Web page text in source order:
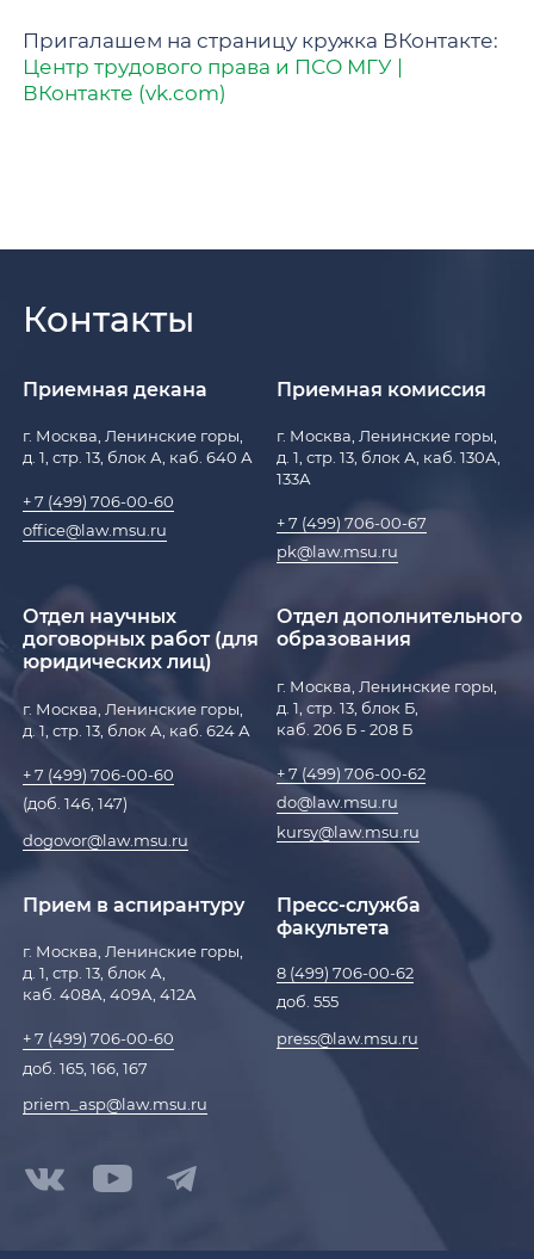
Пригалашем на страницу кружка ВКонтакте:
Центр трудового права и ПСО МГУ |
ВКонтакте (vk.com)
Контакты
Приемная декана
г. Москва, Ленинские горы,
д. 1, стр. 13, блок А, каб. 640 А
+ 7 (499) 706-00-60
office@law.msu.ru
Приемная комиссия
г. Москва, Ленинские горы,
д. 1, стр. 13, блок А, каб. 130А,
133А
+ 7 (499) 706-00-67
pk@law.msu.ru
Отдел научных
договорных работ (для
юридических лиц)
г. Москва, Ленинские горы,
д. 1, стр. 13, блок А, каб. 624 А
+ 7 (499) 706-00-60
(доб. 146, 147)
dogovor@law.msu.ru
Отдел дополнительного
образования
г. Москва, Ленинские горы,
д. 1, стр. 13, блок Б,
каб. 206 Б - 208 Б
+ 7 (499) 706-00-62
do@law.msu.ru
kursy@law.msu.ru
Прием в аспирантуру
г. Москва, Ленинские горы,
д. 1, стр. 13, блок А,
каб. 408А, 409А, 412А
+ 7 (499) 706-00-60
доб. 165, 166, 167
priem_asp@law.msu.ru
Пресс-служба
факультета
8 (499) 706-00-62
доб. 555
press@law.msu.ru